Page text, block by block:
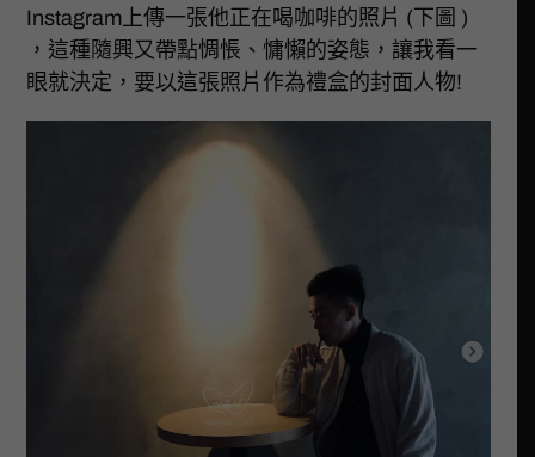
Instagram上傳一張他正在喝咖啡的照片 (下圖 )
，這種隨興又帶點惆悵、慵懶的姿態，讓我看一
眼就決定，要以這張照片作為禮盒的封面人物!